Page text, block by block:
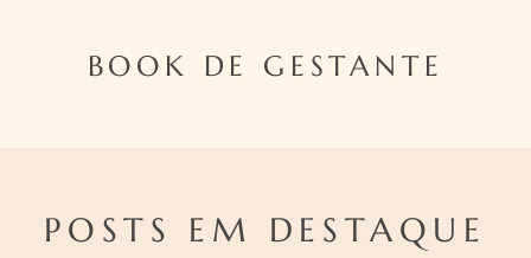
BOOK DE GESTANTE
POSTS EM DESTAQUE